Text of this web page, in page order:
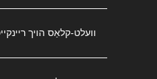
וועלט-קלאַס הויך